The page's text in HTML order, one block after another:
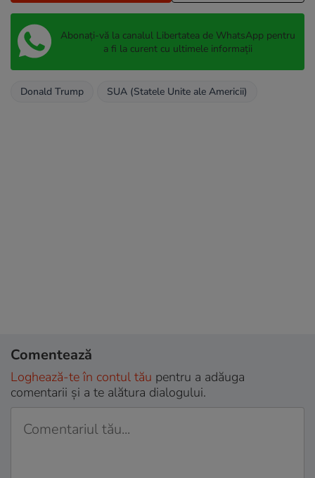
Abonați-vă la canalul Libertatea de WhatsApp pentru
a fi la curent cu ultimele informații
Donald Trump SUA (Statele Unite ale Americii)
Comentează
Loghează-te în contul tău pentru a adăuga
comentarii și a te alătura dialogului.